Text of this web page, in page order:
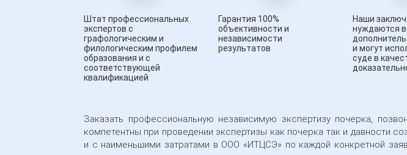
Штат профессиональных
экспертов с
графологическим и
филологическим профилем
образования и с
соответствующей
квалификацией
Гарантия 100%
объективности и
независимости
результатов
Наши
нуждаются в
и могут
суде в
Заказать профессиональную независимую экспертизу почерка,
компетентны при проведении экспертизы как почерка так и давности
и с наименьшими затратами в ООО «ИТЦСЭ» по каждой конкретной